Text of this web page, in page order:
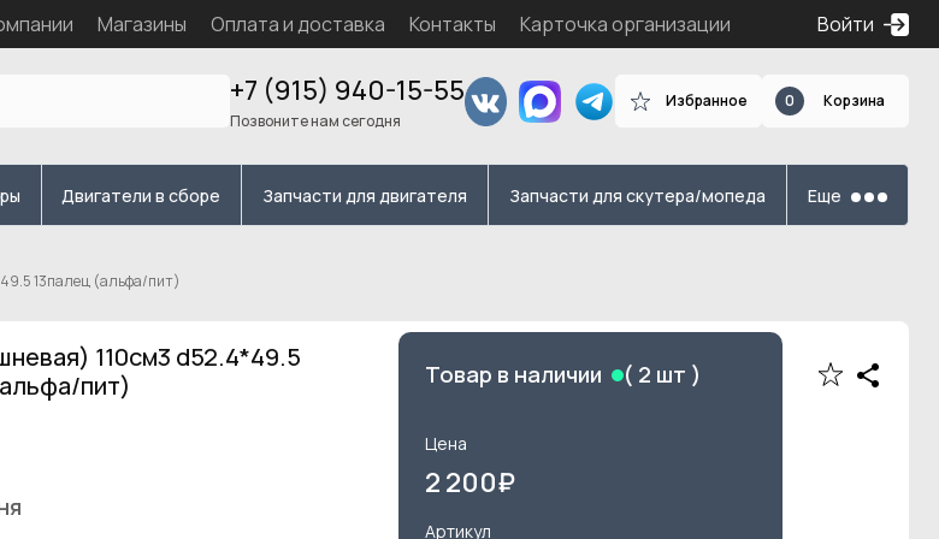
Магазины Оплата и доставка Контакты Карточка организации Войти
+7 (915) 940-15-55
Позвоните нам сегодня
Избранное 0 Корзина
Двигатели в сборе Запчасти для двигателя Запчасти для скутера/мопеда Еще
13палец (альфа/пит)
110см3 d52.4*49.5
пит)
Товар в наличии ( 2 шт )
Цена
2 200₽
Артикул